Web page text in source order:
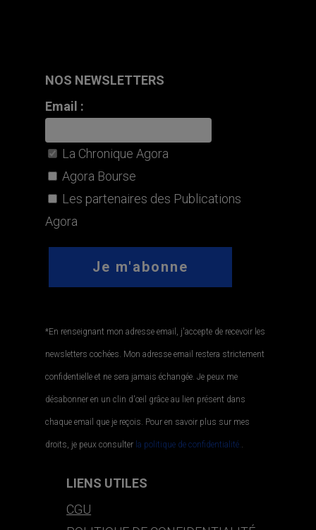
NOS NEWSLETTERS
Email :
La Chronique Agora
Agora Bourse
Les partenaires des Publications
Agora
*En renseignant mon adresse email, j'accepte de recevoir les
newsletters cochées. Mon adresse email restera strictement
confidentielle et ne sera jamais échangée. Je peux me
désabonner en un clin d'œil grâce au lien présent dans
chaque email que je reçois. Pour en savoir plus sur mes
droits, je peux consulter la politique de confidentialité..
LIENS UTILES
CGU